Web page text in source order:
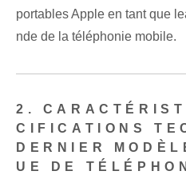
portables Apple en tant que
nde de la téléphonie mobile.
2.
CIFICATIONS
DERNIER
UE DE